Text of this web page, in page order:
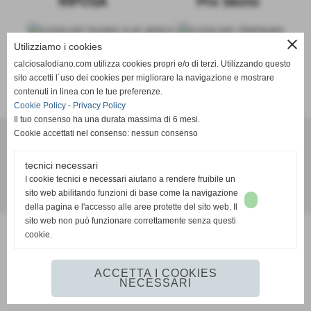
SCHEDA-CALENDARIO E RISULTATI-CLASSIFICA
Realizzazione siti web www.sitoper.it
close
Utilizziamo i cookies
calciosalodiano.com utilizza cookies propri e/o di terzi. Utilizzando questo
sito accetti l´uso dei cookies per migliorare la navigazione e mostrare
contenuti in linea con le tue preferenze.
Cookie Policy - Privacy Policy
Il tuo consenso ha una durata massima di 6 mesi.
Cookie accettati nel consenso: nessun consenso
tecnici necessari
I cookie tecnici e necessari aiutano a rendere fruibile un
sito web abilitando funzioni di base come la navigazione
della pagina e l'accesso alle aree protette del sito web. Il
sito web non può funzionare correttamente senza questi
cookie.
ACCETTA I COOKIES
NECESSARI